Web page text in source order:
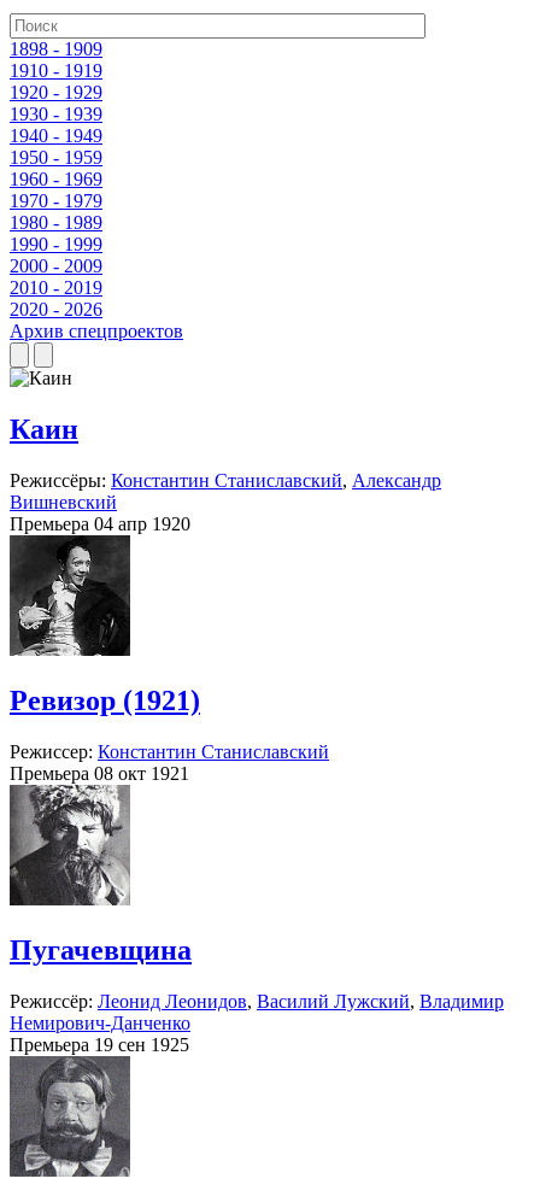
1898 - 1909
1910 - 1919
1920 - 1929
1930 - 1939
1940 - 1949
1950 - 1959
1960 - 1969
1970 - 1979
1980 - 1989
1990 - 1999
2000 - 2009
2010 - 2019
2020 - 2026
Архив спецпроектов
Каин
Режиссёры: Константин Станиславский, Александр
Вишневский
Премьера 04 апр 1920
Ревизор (1921)
Режиссер: Константин Станиславский
Премьера 08 окт 1921
Пугачевщина
Режиссёр: Леонид Леонидов, Василий Лужский, Владимир
Немирович-Данченко
Премьера 19 сен 1925